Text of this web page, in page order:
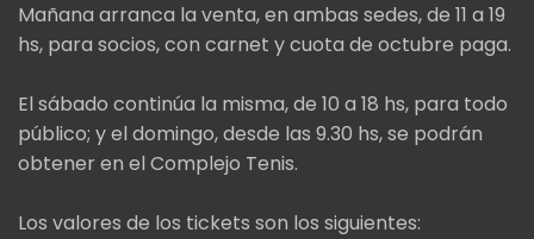
Mañana arranca la venta, en ambas sedes, de 11 a 19
hs, para socios, con carnet y cuota de octubre paga.
El sábado continúa la misma, de 10 a 18 hs, para todo
público; y el domingo, desde las 9.30 hs, se podrán
obtener en el Complejo Tenis.
Los valores de los tickets son los siguientes: